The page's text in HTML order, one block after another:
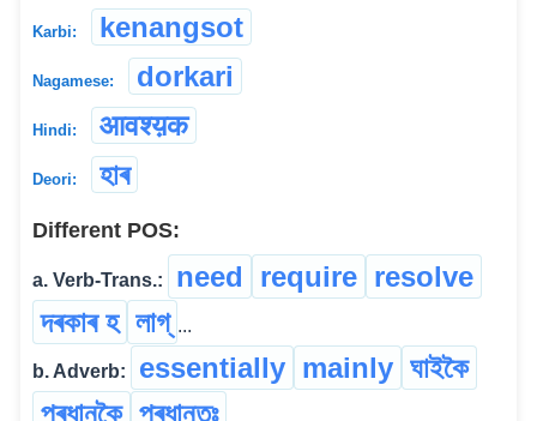
Karbi: kenangsot
Nagamese: dorkari
Hindi: आवश्य़क
Deori: হাৰ
Different POS:
a. Verb-Trans.: need require resolve
দৰকাৰ হ লাগ্ ...
b. Adverb: essentially mainly ঘাইকৈ
প্ৰধানকৈ প্ৰধানতঃ